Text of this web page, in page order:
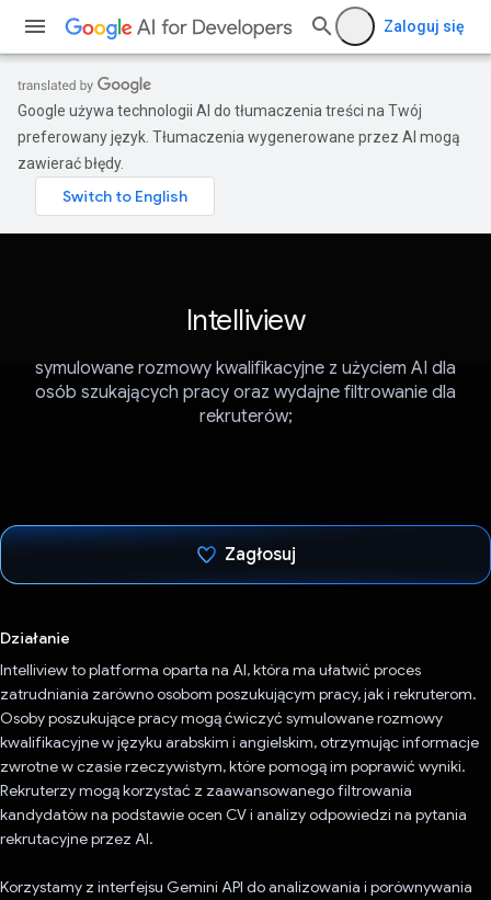
Zaloguj się
Google używa technologii AI do tłumaczenia treści na Twój
preferowany język. Tłumaczenia wygenerowane przez AI mogą
zawierać błędy.
Intelliview
symulowane rozmowy kwalifikacyjne z użyciem AI dla
osób szukających pracy oraz wydajne filtrowanie dla
rekruterów;
Zagłosuj
Działanie
Intelliview to platforma oparta na AI, która ma ułatwić proces
zatrudniania zarówno osobom poszukującym pracy, jak i rekruterom.
Osoby poszukujące pracy mogą ćwiczyć symulowane rozmowy
kwalifikacyjne w języku arabskim i angielskim, otrzymując informacje
zwrotne w czasie rzeczywistym, które pomogą im poprawić wyniki.
Rekruterzy mogą korzystać z zaawansowanego filtrowania
kandydatów na podstawie ocen CV i analizy odpowiedzi na pytania
rekrutacyjne przez AI.
Korzystamy z interfejsu Gemini API do analizowania i porównywania